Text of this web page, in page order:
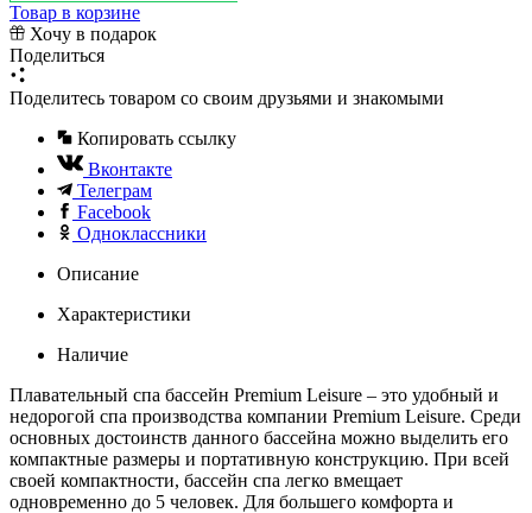
Товар в корзине
Хочу в подарок
Поделиться
Поделитесь товаром со своим друзьями и знакомыми
Копировать ссылку
Вконтакте
Телеграм
Facebook
Одноклассники
Описание
Характеристики
Наличие
Плавательный спа бассейн Premium Leisure – это удобный и
недорогой спа производства компании Premium Leisure. Среди
основных достоинств данного бассейна можно выделить его
компактные размеры и портативную конструкцию. При всей
своей компактности, бассейн спа легко вмещает
одновременно до 5 человек. Для большего комфорта и